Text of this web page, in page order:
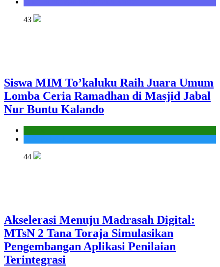
43
Siswa MIM To’kaluku Raih Juara Umum
Lomba Ceria Ramadhan di Masjid Jabal
Nur Buntu Kalando
44
Akselerasi Menuju Madrasah Digital:
MTsN 2 Tana Toraja Simulasikan
Pengembangan Aplikasi Penilaian
Terintegrasi